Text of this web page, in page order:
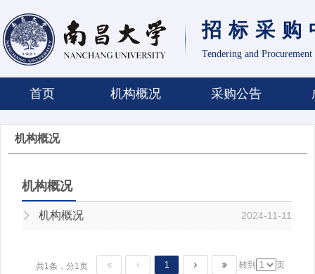
招标采购
Tendering and Procurement
首页 机构概况 采购公告
机构概况
机构概况
机构概况 2024-11-11
共1条，分1页 1 转到 页